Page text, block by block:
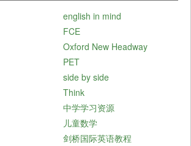
english in mind
FCE
Oxford New Headway
PET
side by side
Think
中学学习资源
儿童数学
剑桥国际英语教程